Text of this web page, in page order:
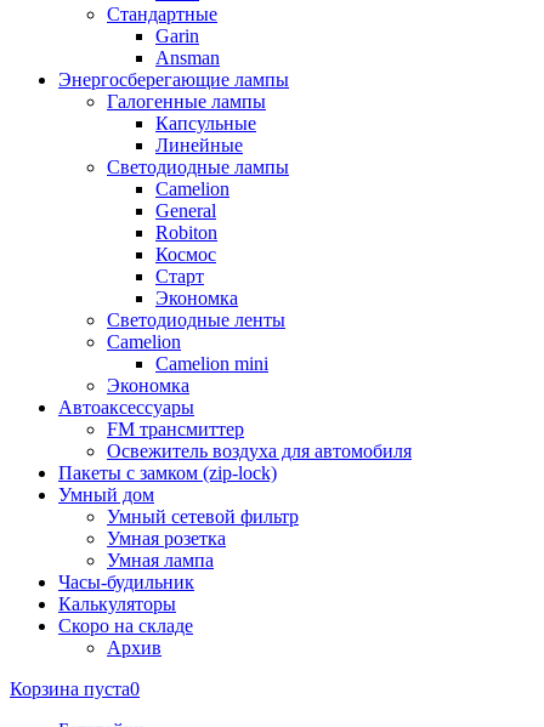
Стандартные
Garin
Ansman
Энергосберегающие лампы
Галогенные лампы
Капсульные
Линейные
Светодиодные лампы
Camelion
General
Robiton
Космос
Старт
Экономка
Светодиодные ленты
Camelion
Camelion mini
Экономка
Автоаксессуары
FM трансмиттер
Освежитель воздуха для автомобиля
Пакеты с замком (zip-lock)
Умный дом
Умный сетевой фильтр
Умная розетка
Умная лампа
Часы-будильник
Калькуляторы
Скоро на складе
Архив
Корзина пуста0